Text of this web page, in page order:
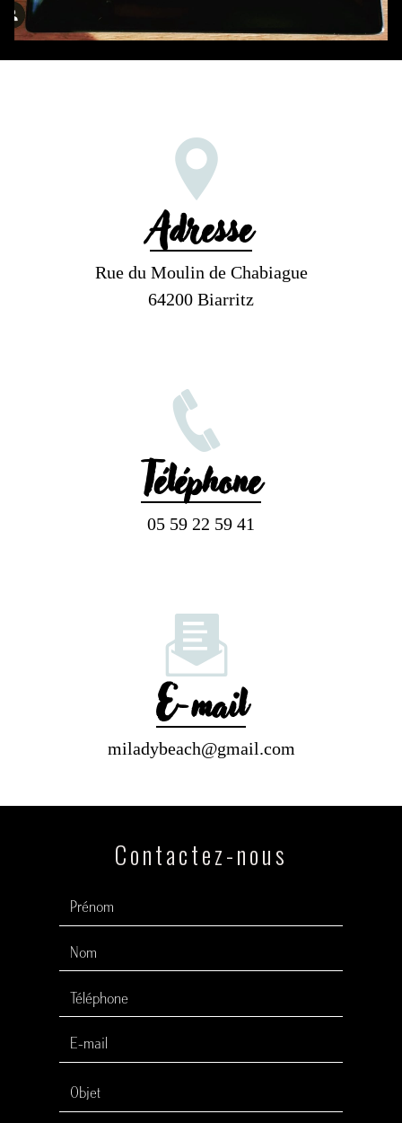
Adresse
Rue du Moulin de Chabiague
64200 Biarritz
Téléphone
05 59 22 59 41
E-mail
miladybeach@gmail.com
Contactez-nous